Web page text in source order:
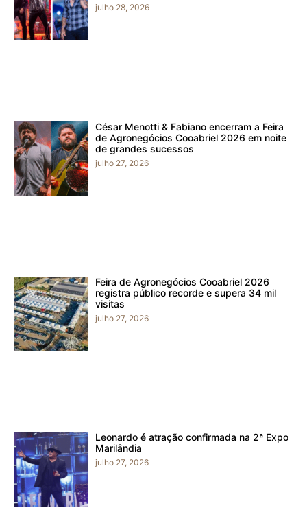
julho 28, 2026
César Menotti & Fabiano encerram a Feira
de Agronegócios Cooabriel 2026 em noite
de grandes sucessos
julho 27, 2026
Feira de Agronegócios Cooabriel 2026
registra público recorde e supera 34 mil
visitas
julho 27, 2026
Leonardo é atração confirmada na 2ª Expo
Marilândia
julho 27, 2026